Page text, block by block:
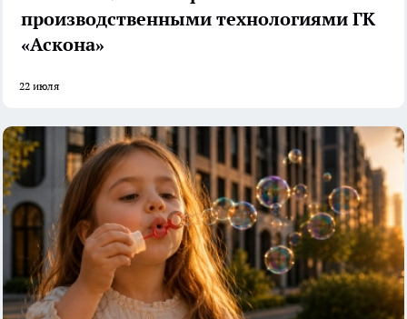
производственными технологиями ГК
«Аскона»
22 июля